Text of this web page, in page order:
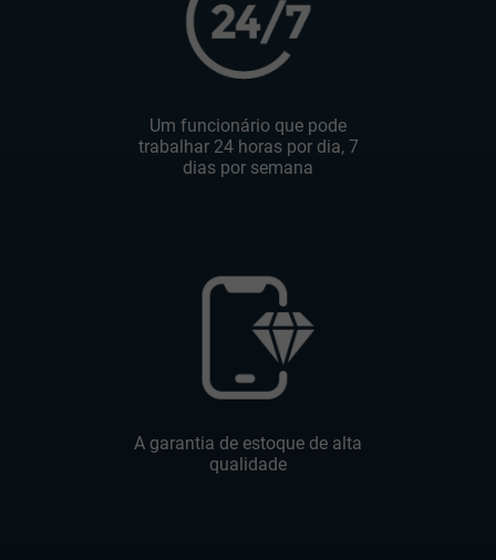
Um funcionário que pode
trabalhar 24 horas por dia, 7
dias por semana
A garantia de estoque de alta
qualidade